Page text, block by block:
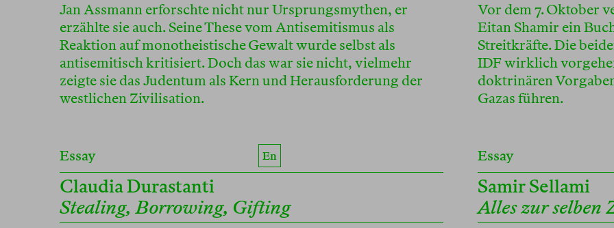
Jan Assmann erforschte nicht nur Ursprungsmythen, er
erzählte sie auch. Seine These vom Antisemitismus als
Reaktion auf monotheistische Gewalt wurde selbst als
antisemitisch kritisiert. Doch das war sie nicht, vielmehr
zeigte sie das Judentum als Kern und Herausforderung der
westlichen Zivilisation.
Vor dem 7. Oktober
Eitan Shamir ein
Streitkräfte. Die
IDF wirklich
doktrinären
Gazas führen.
Essay En
Claudia Durastanti
Stealing, Borrowing, Gifting
Essay
Samir Sellami
Alles zur selben